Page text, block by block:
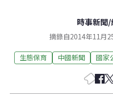
時事新聞/
摘錄自2014年11月
生態保育 中國新聞 國家